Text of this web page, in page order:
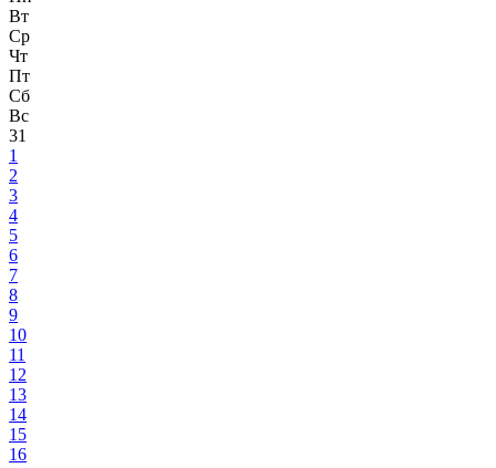
Вт
Ср
Чт
Пт
Сб
Вс
31
1
2
3
4
5
6
7
8
9
10
11
12
13
14
15
16